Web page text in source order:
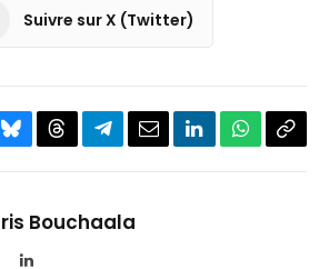
Suivre sur X (Twitter)
BlueskyThreadsPartager
Telegram
EmailLinkedInWhatsApp
Bouchaala
LinkedIn